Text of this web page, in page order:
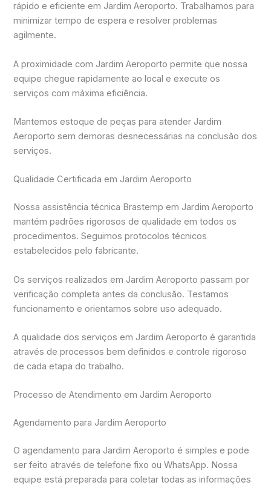
rápido e eficiente em Jardim Aeroporto. Trabalhamos para
minimizar tempo de espera e resolver problemas
agilmente.
A proximidade com Jardim Aeroporto permite que nossa
equipe chegue rapidamente ao local e execute os
serviços com máxima eficiência.
Mantemos estoque de peças para atender Jardim
Aeroporto sem demoras desnecessárias na conclusão dos
serviços.
Qualidade Certificada em Jardim Aeroporto
Nossa assistência técnica Brastemp em Jardim Aeroporto
mantém padrões rigorosos de qualidade em todos os
procedimentos. Seguimos protocolos técnicos
estabelecidos pelo fabricante.
Os serviços realizados em Jardim Aeroporto passam por
verificação completa antes da conclusão. Testamos
funcionamento e orientamos sobre uso adequado.
A qualidade dos serviços em Jardim Aeroporto é garantida
através de processos bem definidos e controle rigoroso
de cada etapa do trabalho.
Processo de Atendimento em Jardim Aeroporto
Agendamento para Jardim Aeroporto
O agendamento para Jardim Aeroporto é simples e pode
ser feito através de telefone fixo ou WhatsApp. Nossa
equipe está preparada para coletar todas as informações